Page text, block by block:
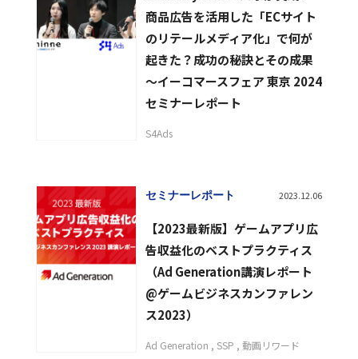
商品広告を活用した「ECサイト
のリテールメディア化」で何が
起きた？成功の秘訣とその成果
〜イーコマースフェア 東京 2024
セミナーレポート
S4Ads
セミナーレポート 2023.12.06
【2023最新版】ゲームアプリ広
告収益化のベストプラクティス
（Ad Generation講演レポート
@ゲームビジネスカンファレン
ス2023）
Ad Generation SSP 動画リワード